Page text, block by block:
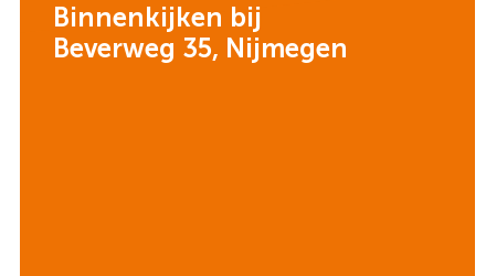
Binnenkijken bij
Beverweg 35, Nijmegen